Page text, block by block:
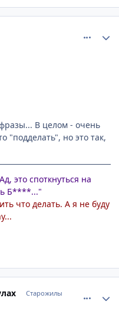
В целом - очень
"подделать", но это так,
это споткнуться на
Б****..."
что делать. А я не буду
Старожилы